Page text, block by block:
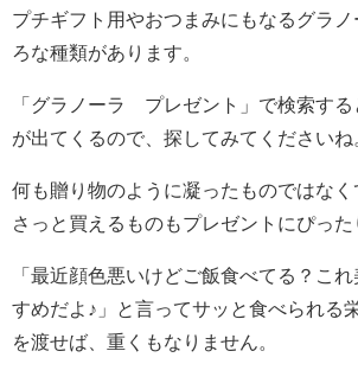
プチギフト用やおつまみにもなるグラ
ろな種類があります。
「グラノーラ プレゼント」で検索する
が出てくるので、探してみてくださいね
何も贈り物のように凝ったものではな
さっと買えるものもプレゼントにぴった
「最近顔色悪いけどご飯食べてる？こ
すめだよ♪」と言ってサッと食べられる
を渡せば、重くもなりません。